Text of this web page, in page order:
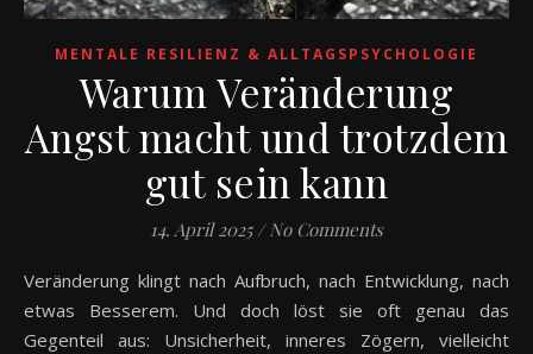
MENTALE RESILIENZ & ALLTAGSPSYCHOLOGIE
Warum Veränderung
Angst macht und trotzdem
gut sein kann
14. April 2025 / No Comments
Veränderung klingt nach Aufbruch, nach Entwicklung, nach
etwas Besserem. Und doch löst sie oft genau das
Gegenteil aus: Unsicherheit, inneres Zögern, vielleicht